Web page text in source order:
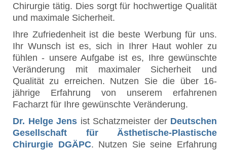
Chirurgie tätig. Dies sorgt für hochwertige Qualität
und maximale Sicherheit.
Ihre Zufriedenheit ist die beste Werbung für uns.
Ihr Wunsch ist es, sich in Ihrer Haut wohler zu
fühlen - unsere Aufgabe ist es, Ihre gewünschte
Veränderung mit maximaler Sicherheit und
Qualität zu erreichen. Nutzen Sie die über 16-
jährige Erfahrung von unserem erfahrenen
Facharzt für Ihre gewünschte Veränderung.
Dr. Helge Jens ist Schatzmeister der Deutschen
Gesellschaft für Ästhetische-Plastische
Chirurgie DGÄPC. Nutzen Sie seine Erfahrung